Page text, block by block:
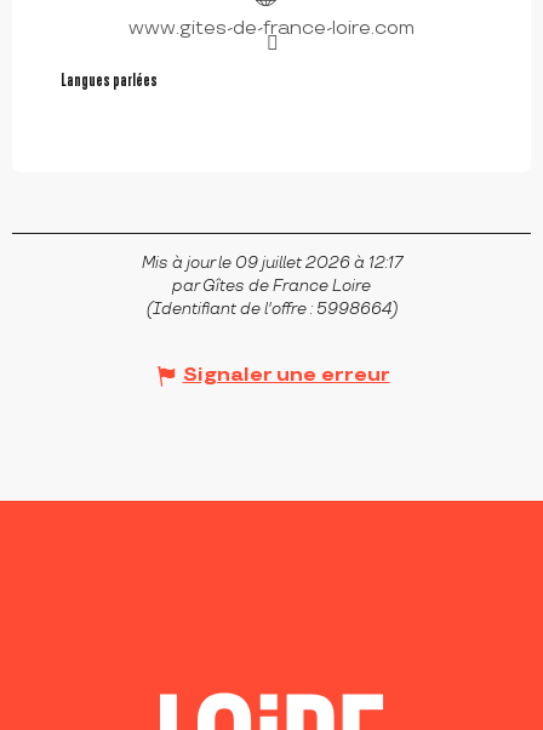
www.gites-de-france-loire.com
Langues parlées
Langues parlées
Mis à jour le 09 juillet 2026 à 12:17
par Gîtes de France Loire
(Identifiant de l'offre : 5998664)
Signaler une erreur